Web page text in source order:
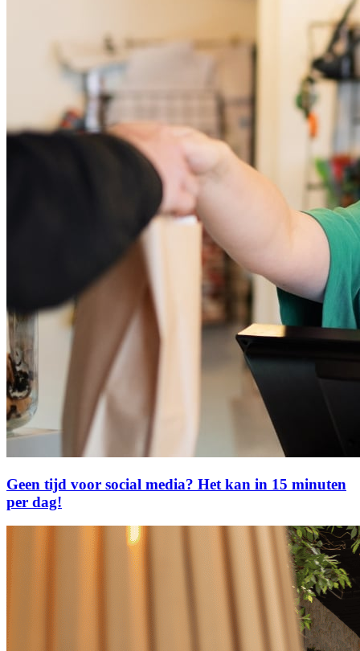
Geen tijd voor social media? Het kan in 15 minuten
per dag!